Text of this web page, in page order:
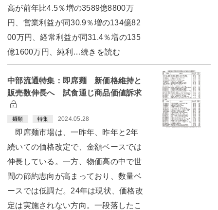
高が前年比4.5％増の3589億8800万
円、営業利益が同30.9％増の134億82
00万円、経常利益が同31.4％増の135
億1600万円、純利…続きを読む
中部流通特集：即席麺 新価格維持と
販売数伸長へ 試食通じ商品価値訴求
麺類 特集 2024.05.28
即席麺市場は、一昨年、昨年と2年
続いての価格改定で、金額ベースでは
伸長している。一方、物価高の中で世
間の節約志向が高まっており、数量ベ
ースでは低調だ。24年は現状、価格改
定は実施されない方向。一段落したこ